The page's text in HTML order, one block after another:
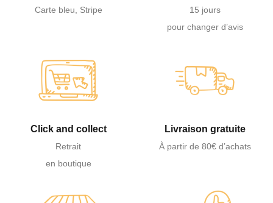
Carte bleu, Stripe
15 jours
pour changer d’avis
Click and collect
Retrait
en boutique
Livraison gratuite
À partir de 80€ d’achats